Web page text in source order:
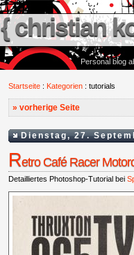
{ christian
Personal blog
Startseite : Kategorien : tutorials
» vorherige Seite
Dienstag, 27.
Retro Café Racer
Detailliertes Photoshop-Tutorial bei